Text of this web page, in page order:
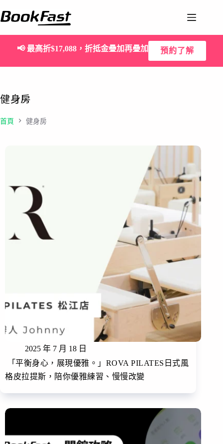
📢 最高折$17,088，折抵金疊加再疊加 預約了解
健身房
首頁 健身房
2025 年 7 月 18 日
「平衡身心，展現優雅。」ROVA PILATES日式風
格皮拉提斯，陪你優雅練習、慢慢改變